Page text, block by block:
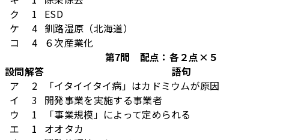
ク
1
ESD
ケ
4 釧路湿原（北海道）
コ
4
６次産業化
第7問 配点：各２点×５
設問解答
語句
ア
2
「イタイイタイ病」はカドミウムが原因
イ
3 開発事業を実施する事業者
ウ
1
「事業規模」によって定められる
エ
1
オオタカ